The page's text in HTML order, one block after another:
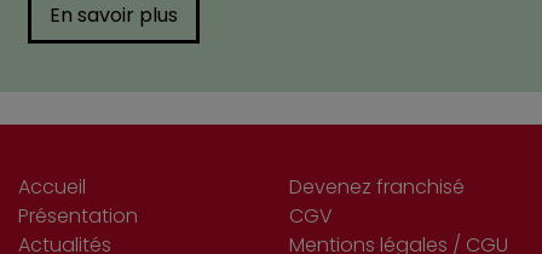
En savoir plus
Accueil
Présentation
Actualités
Devenez franchisé
CGV
Mentions légales / CGU